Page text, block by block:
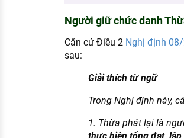
XÂY DỰNG VÀ PHÁT TRIỂN ĐỘI NGŨ
TUYỂN DỤNG VIỆC LÀM
Người giữ chức danh
Căn cứ Điều 2Nghị định
sau:
Giải thích từ ngữ
Trong Nghị định này,
1. Thừa phát lại là